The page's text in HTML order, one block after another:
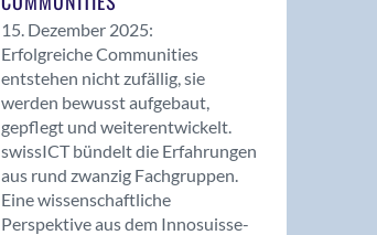
15. Dezember 2025:
Erfolgreiche Communities
entstehen nicht zufällig, sie
werden bewusst aufgebaut,
gepflegt und weiterentwickelt.
swissICT bündelt die Erfahrungen
aus rund zwanzig Fachgruppen.
Eine wissenschaftliche
Perspektive aus dem Innosuisse-